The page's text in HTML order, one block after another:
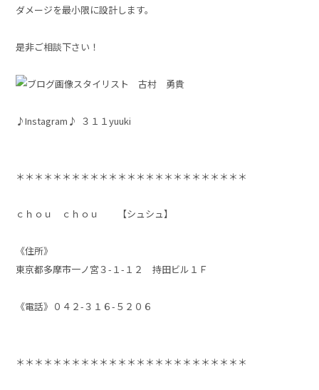
ダメージを最小限に設計します。
是非ご相談下さい！
スタイリスト 古村 勇貴
♪Instagram♪ ３１１yuuki
＊＊＊＊＊＊＊＊＊＊＊＊＊＊＊＊＊＊＊＊＊＊＊＊＊
ｃｈｏｕ ｃｈｏｕ 【シュシュ】
《住所》
東京都多摩市一ノ宮３-１-１２ 持田ビル１Ｆ
《電話》０４２-３１６-５２０６
＊＊＊＊＊＊＊＊＊＊＊＊＊＊＊＊＊＊＊＊＊＊＊＊＊